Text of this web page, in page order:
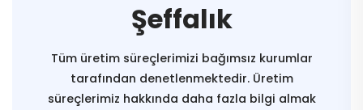
Şeffalık
Tüm üretim süreçlerimizi bağımsız kurumlar
tarafından denetlenmektedir. Üretim
süreçlerimiz hakkında daha fazla bilgi almak